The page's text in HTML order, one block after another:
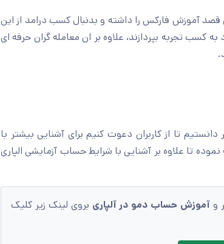
قصد آموزش فارکس را داشته و بدنبال کسب درامد از این
کسب تجربه بپردازند، علاوه بر ان معامله گران حرفه ای
دانستیم تا از کاربران دعوت کنیم برای آشنایی بیشتر با
تا علاوه بر آشنایی با شرایط حساب آزمایشی الپاری
و آموزش حساب دمو در آلپاری بروی لینک زیر کلیک